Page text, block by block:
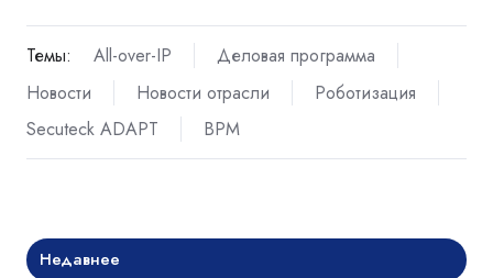
Темы: All-over-IP
Деловая программа
Новости
Новости отрасли
Роботизация
Secuteck ADAPT
BPM
Недавнее